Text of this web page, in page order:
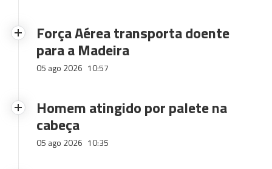
Força Aérea transporta doente
para a Madeira
05 ago 2026 10:57
Homem atingido por palete na
cabeça
05 ago 2026 10:35